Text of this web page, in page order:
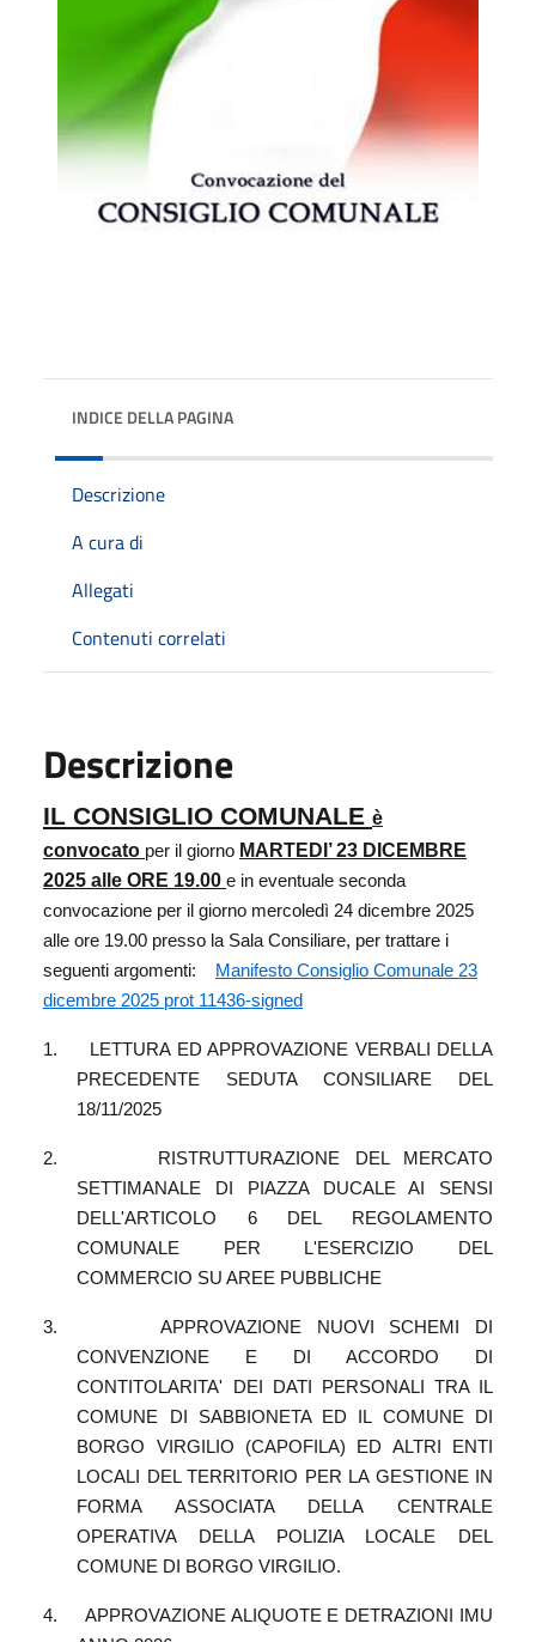
INDICE DELLA PAGINA
Descrizione
A cura di
Allegati
Contenuti correlati
Descrizione
IL CONSIGLIO COMUNALE è
convocato per il giorno MARTEDI’ 23 DICEMBRE
2025 alle ORE 19.00 e in eventuale seconda
convocazione per il giorno mercoledì 24 dicembre 2025
alle ore 19.00 presso la Sala Consiliare, per trattare i
seguenti argomenti:
Manifesto Consiglio Comunale 23
dicembre 2025 prot 11436-signed
1.
LETTURA ED APPROVAZIONE VERBALI DELLA
PRECEDENTE SEDUTA CONSILIARE DEL
18/11/2025
2.
RISTRUTTURAZIONE DEL MERCATO
SETTIMANALE DI PIAZZA DUCALE AI SENSI
DELL'ARTICOLO 6 DEL REGOLAMENTO
COMUNALE PER L'ESERCIZIO DEL
COMMERCIO SU AREE PUBBLICHE
3.
APPROVAZIONE NUOVI SCHEMI DI
CONVENZIONE E DI ACCORDO DI
CONTITOLARITA' DEI DATI PERSONALI TRA IL
COMUNE DI SABBIONETA ED IL COMUNE DI
BORGO VIRGILIO (CAPOFILA) ED ALTRI ENTI
LOCALI DEL TERRITORIO PER LA GESTIONE IN
FORMA ASSOCIATA DELLA CENTRALE
OPERATIVA DELLA POLIZIA LOCALE DEL
COMUNE DI BORGO VIRGILIO.
4.
APPROVAZIONE ALIQUOTE E DETRAZIONI IMU